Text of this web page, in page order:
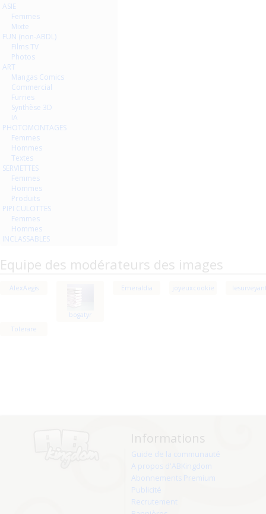
ASIE
Femmes
Mixte
FUN (non-ABDL)
Films TV
Photos
ART
Mangas Comics
Commercial
Furries
Synthèse 3D
IA
PHOTOMONTAGES
Femmes
Hommes
Textes
SERVIETTES
Femmes
Hommes
Produits
PIPI CULOTTES
Femmes
Hommes
INCLASSABLES
Equipe des modérateurs des images
AlexAegis
bogatyr
Emeraldia joyeuxcookie
Tolerare
Informations
Guide de la communauté
A propos d'ABKingdom
Abonnements Premium
Publicité
Recrutement